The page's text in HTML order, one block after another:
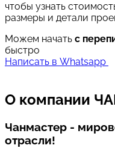
чтобы узнать
размеры и детали
Можем начать с
быстро
Написать в Whatsapp
О компании
Чанмастер -
отрасли!